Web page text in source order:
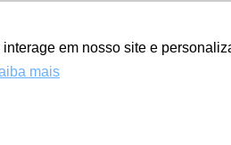
em nosso site e
maisPESQUISA